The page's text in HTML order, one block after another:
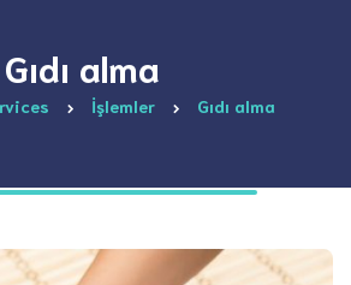
Gıdı alma
İşlemler Gıdı alma